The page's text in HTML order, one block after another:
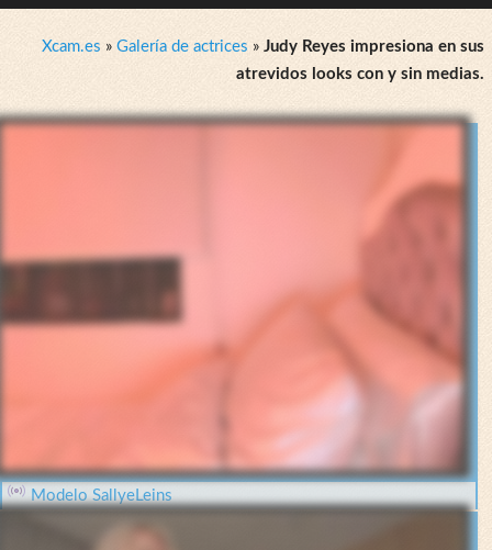
Xcam.es » Galería de actrices » Judy Reyes impresiona en sus
atrevidos looks con y sin medias.
Modelo SallyeLeins